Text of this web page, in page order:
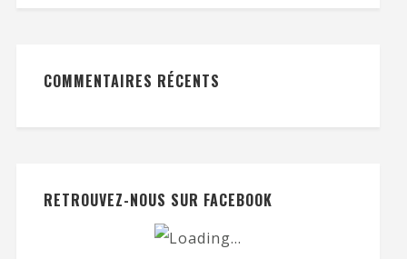
COMMENTAIRES RÉCENTS
RETROUVEZ-NOUS SUR FACEBOOK